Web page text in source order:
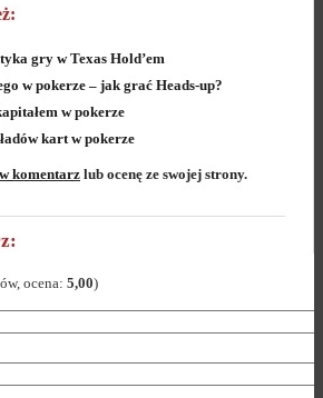
gry w Texas Hold’em
w pokerze – jak grać Heads-up?
w pokerze
kart w pokerze
komentarz lub ocenę ze swojej strony.
ocena: 5,00)